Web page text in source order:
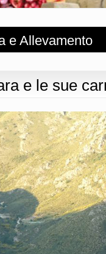
e Allevamento
e le sue